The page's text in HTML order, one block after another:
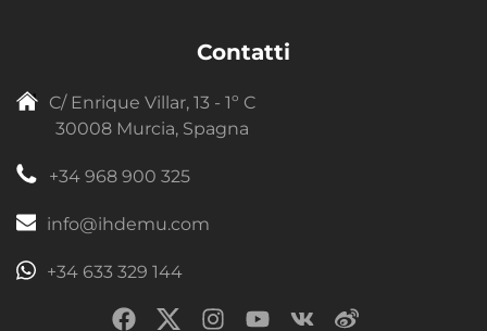
Contatti
C/ Enrique Villar, 13 - 1º C
30008 Murcia, Spagna
+34 968 900 325
info@ihdemu.com
+34 633 329 144